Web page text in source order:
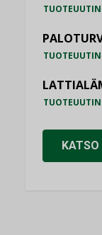
KATSO